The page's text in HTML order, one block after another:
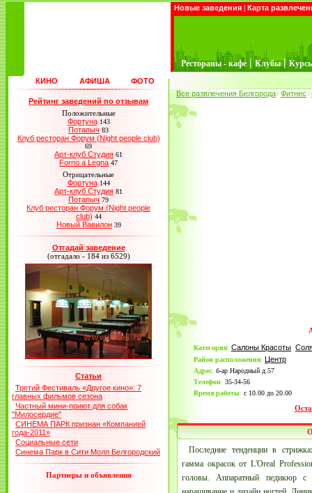
Новые заведения | Карта
Рестораны - кафе | Клубы |
КИНО АФИША ФОТО
Рейтинг заведений по отзывам
Положительные
Фортуна 143
Потапыч 83
Клуб ресторан Форум (Night people club)
69
Арт-клуб Студия 61
Forno a Legna 47
Отрицательные
Фортуна 144
Арт-клуб Студия 81
Потапыч 79
Клуб ресторан Форум (Night people
club) 44
Новый Вавилон 39
Отгадай заведение
(отгадало - 184 из 6529)
Статьи
Третий Фестиваль «Другое кино»: 7
главных фильмов сезона
Частный мини-приют для собак
"Милосердие"
СИНЕМА ПАРК признан «Компанией
года-2011»
Социальные сети
Синема Парк в Сити Молл Белгородский
Партнеры и объявления
Все развлечения Белгорода / Фитнес /
Категория: Салоны Красоты
Район расположения: Центр
Адрес: б-ар Народный д.57
Телефон: 35-34-56
Время работы: с 10.00 до 20.00
Последние тенденции в
гамма окрасок от L'Оreal
головы. Аппаратный педикюр